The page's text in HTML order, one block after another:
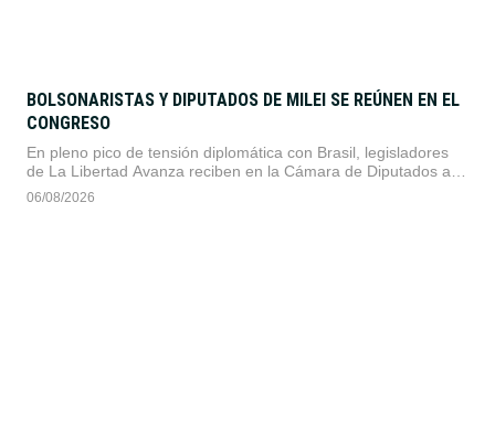
BOLSONARISTAS Y DIPUTADOS DE MILEI SE REÚNEN EN EL
CONGRESO
En pleno pico de tensión diplomática con Brasil, legisladores
de La Libertad Avanza reciben en la Cámara de Diputados a
delegados de Jair Bolsonaro. El encuentro marca el inicio del
06/08/2026